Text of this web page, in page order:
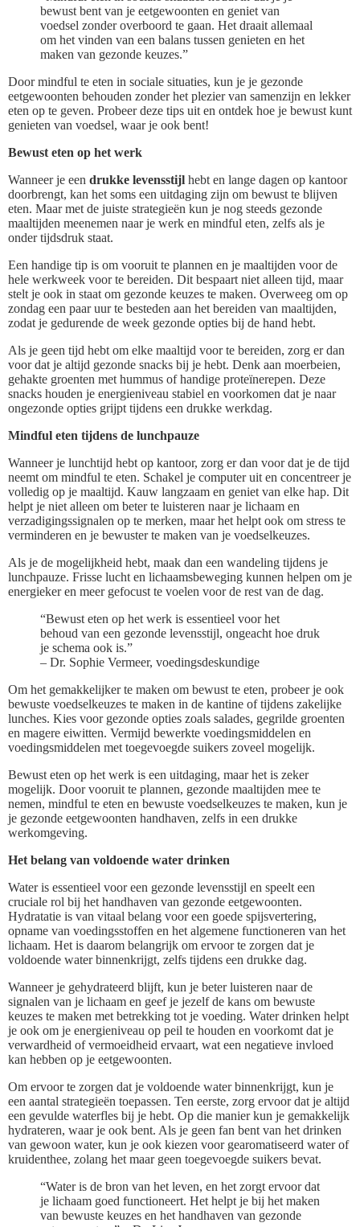
bewust bent van je eetgewoonten en geniet van
voedsel zonder overboord te gaan. Het draait allemaal
om het vinden van een balans tussen genieten en het
maken van gezonde keuzes.”
Door mindful te eten in sociale situaties, kun je je gezonde
eetgewoonten behouden zonder het plezier van samenzijn en lekker
eten op te geven. Probeer deze tips uit en ontdek hoe je bewust kunt
genieten van voedsel, waar je ook bent!
Bewust eten op het werk
Wanneer je een drukke levensstijl hebt en lange dagen op kantoor
doorbrengt, kan het soms een uitdaging zijn om bewust te blijven
eten. Maar met de juiste strategieën kun je nog steeds gezonde
maaltijden meenemen naar je werk en mindful eten, zelfs als je
onder tijdsdruk staat.
Een handige tip is om vooruit te plannen en je maaltijden voor de
hele werkweek voor te bereiden. Dit bespaart niet alleen tijd, maar
stelt je ook in staat om gezonde keuzes te maken. Overweeg om op
zondag een paar uur te besteden aan het bereiden van maaltijden,
zodat je gedurende de week gezonde opties bij de hand hebt.
Als je geen tijd hebt om elke maaltijd voor te bereiden, zorg er dan
voor dat je altijd gezonde snacks bij je hebt. Denk aan moerbeien,
gehakte groenten met hummus of handige proteïnerepen. Deze
snacks houden je energieniveau stabiel en voorkomen dat je naar
ongezonde opties grijpt tijdens een drukke werkdag.
Mindful eten tijdens de lunchpauze
Wanneer je lunchtijd hebt op kantoor, zorg er dan voor dat je de tijd
neemt om mindful te eten. Schakel je computer uit en concentreer je
volledig op je maaltijd. Kauw langzaam en geniet van elke hap. Dit
helpt je niet alleen om beter te luisteren naar je lichaam en
verzadigingssignalen op te merken, maar het helpt ook om stress te
verminderen en je bewuster te maken van je voedselkeuzes.
Als je de mogelijkheid hebt, maak dan een wandeling tijdens je
lunchpauze. Frisse lucht en lichaamsbeweging kunnen helpen om je
energieker en meer gefocust te voelen voor de rest van de dag.
“Bewust eten op het werk is essentieel voor het
behoud van een gezonde levensstijl, ongeacht hoe druk
je schema ook is.”
– Dr. Sophie Vermeer, voedingsdeskundige
Om het gemakkelijker te maken om bewust te eten, probeer je ook
bewuste voedselkeuzes te maken in de kantine of tijdens zakelijke
lunches. Kies voor gezonde opties zoals salades, gegrilde groenten
en magere eiwitten. Vermijd bewerkte voedingsmiddelen en
voedingsmiddelen met toegevoegde suikers zoveel mogelijk.
Bewust eten op het werk is een uitdaging, maar het is zeker
mogelijk. Door vooruit te plannen, gezonde maaltijden mee te
nemen, mindful te eten en bewuste voedselkeuzes te maken, kun je
je gezonde eetgewoonten handhaven, zelfs in een drukke
werkomgeving.
Het belang van voldoende water drinken
Water is essentieel voor een gezonde levensstijl en speelt een
cruciale rol bij het handhaven van gezonde eetgewoonten.
Hydratatie is van vitaal belang voor een goede spijsvertering,
opname van voedingsstoffen en het algemene functioneren van het
lichaam. Het is daarom belangrijk om ervoor te zorgen dat je
voldoende water binnenkrijgt, zelfs tijdens een drukke dag.
Wanneer je gehydrateerd blijft, kun je beter luisteren naar de
signalen van je lichaam en geef je jezelf de kans om bewuste
keuzes te maken met betrekking tot je voeding. Water drinken helpt
je ook om je energieniveau op peil te houden en voorkomt dat je
verwardheid of vermoeidheid ervaart, wat een negatieve invloed
kan hebben op je eetgewoonten.
Om ervoor te zorgen dat je voldoende water binnenkrijgt, kun je
een aantal strategieën toepassen. Ten eerste, zorg ervoor dat je altijd
een gevulde waterfles bij je hebt. Op die manier kun je gemakkelijk
hydrateren, waar je ook bent. Als je geen fan bent van het drinken
van gewoon water, kun je ook kiezen voor gearomatiseerd water of
kruidenthee, zolang het maar geen toegevoegde suikers bevat.
“Water is de bron van het leven, en het zorgt ervoor dat
je lichaam goed functioneert. Het helpt je bij het maken
van bewuste keuzes en het handhaven van gezonde